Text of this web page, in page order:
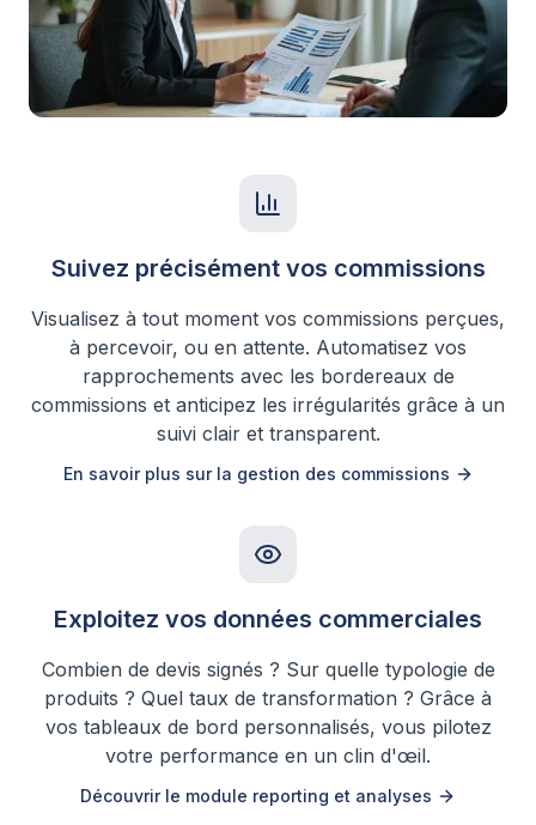
Suivez précisément vos commissions
Visualisez à tout moment vos commissions perçues,
à percevoir, ou en attente. Automatisez vos
rapprochements avec les bordereaux de
commissions et anticipez les irrégularités grâce à un
suivi clair et transparent.
En savoir plus sur la gestion des commissions
Exploitez vos données commerciales
Combien de devis signés ? Sur quelle typologie de
produits ? Quel taux de transformation ? Grâce à
vos tableaux de bord personnalisés, vous pilotez
votre performance en un clin d'œil.
Découvrir le module reporting et analyses